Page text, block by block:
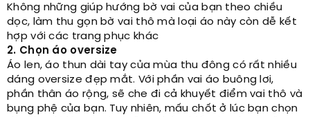
Không những giúp hướng bờ vai của bạn theo chiều
dọc, làm thu gọn bờ vai thô mà loại áo này còn dễ kết
hợp với các trang phục khác
2. Chọn áo oversize
Áo len, áo thun dài tay của mùa thu đông có rất nhiều
dáng oversize đẹp mắt. Với phần vai áo buông lơi,
phần thân áo rộng, sẽ che đi cả khuyết điểm vai thô và
bụng phệ của bạn. Tuy nhiên, mấu chốt ở lúc bạn chọn